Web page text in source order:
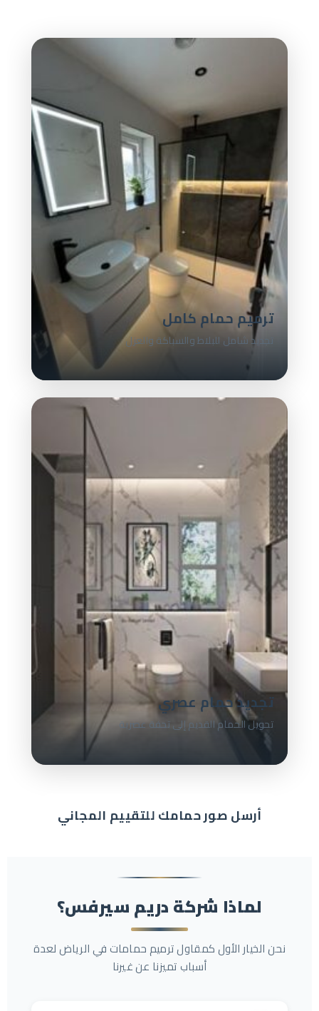
ترميم حمام كامل
تجديد شامل للبلاط والسباكة والعزل
تجديد حمام عصري
تحويل الحمام القديم إلى تحفة عصرية
أرسل صور حمامك للتقييم المجاني
لماذا شركة دريم سيرفس؟
نحن الخيار الأول كمقاول ترميم حمامات في الرياض لعدة
أسباب تميزنا عن غيرنا